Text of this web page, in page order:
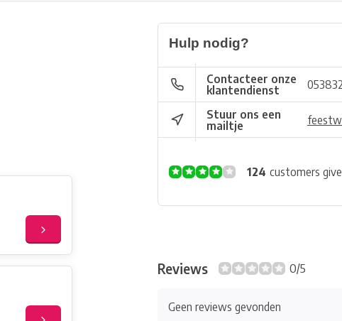
Hulp nodig?
Contacteer onze
klantendienst
Stuur ons een
mailtje
124 customers
Reviews 0/5
Geen reviews gevonden